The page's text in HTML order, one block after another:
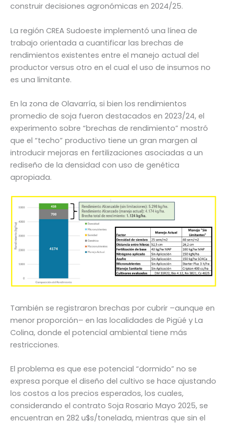
construir decisiones agronómicas en 2024/25.
La región CREA Sudoeste implementó una línea de
trabajo orientada a cuantificar las brechas de
rendimientos existentes entre el manejo actual del
productor versus otro en el cual el uso de insumos no
es una limitante.
En la zona de Olavarría, si bien los rendimientos
promedio de soja fueron destacados en 2023/24, el
experimento sobre “brechas de rendimiento” mostró
que el “techo” productivo tiene un gran margen al
introducir mejoras en fertilizaciones asociadas a un
rediseño de la densidad con uso de genética
apropiada.
También se registraron brechas por cubrir –aunque en
menor proporción– en las localidades de Pigüé y La
Colina, donde el potencial ambiental tiene más
restricciones.
El problema es que ese potencial “dormido” no se
expresa porque el diseño del cultivo se hace ajustando
los costos a los precios esperados, los cuales,
considerando el contrato Soja Rosario Mayo 2025, se
encuentran en 282 u$s/tonelada, mientras que sin el